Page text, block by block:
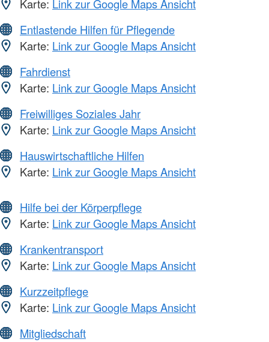
Karte: Link zur Google Maps Ansicht
Entlastende Hilfen für Pflegende
Karte: Link zur Google Maps Ansicht
Fahrdienst
Karte: Link zur Google Maps Ansicht
Freiwilliges Soziales Jahr
Karte: Link zur Google Maps Ansicht
Hauswirtschaftliche Hilfen
Karte: Link zur Google Maps Ansicht
Hilfe bei der Körperpflege
Karte: Link zur Google Maps Ansicht
Krankentransport
Karte: Link zur Google Maps Ansicht
Kurzzeitpflege
Karte: Link zur Google Maps Ansicht
Mitgliedschaft